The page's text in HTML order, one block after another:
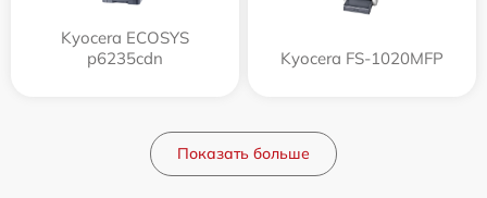
Kyocera ECOSYS
p6235cdn
Kyocera FS-1020MFP
Показать больше